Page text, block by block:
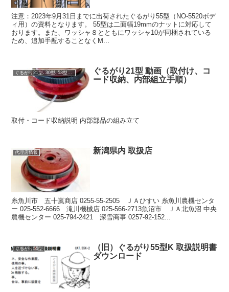
注意：2023年9月31日までに出荷されたぐるがり55型（NO-5520ボデ
ィ用）の資料となります。 55型は二面幅19mmのナットに対応して
おります。また、ワッシャ８とともにワッシャ10が同梱されている
ため、追加手配することなくM...
ぐるがり21型､30型､53型､51型､60型
ぐるがり21型 動画（取付け、コ
ード収納、内部組立手順）
取付・コード収納説明 内部部品の組み立て
代理店情報 新潟県内 取扱店
糸魚川市 五十嵐商店 0255-55-2505 ＪＡひすい 糸魚川農機センタ
ー 025-552-6666 滝川機械店 025-566-2713魚沼市 ＪＡ北魚沼 中央
農機センター 025-794-2421 深雪商事 0257-92-152...
ぐるがり55型
（旧）ぐるがり55型K 取扱説明書
ダウンロード